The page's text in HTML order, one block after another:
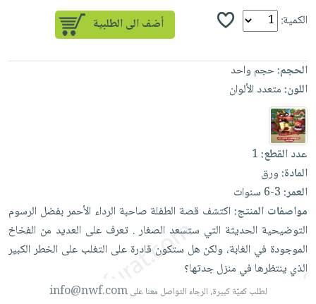
العناية
بالأسنان
والتغذية
أدوات
الأوعية
والتخزين
المطبخ
الأكثر
مبيعاً
للمدارس
اكسسوارات
كتب
اكسسوارات
منزلية
اكسسوارات
ملابس
مطرزات
حقائب
حلي
شحن
مجاني
بنود
مختارة
اشتراكات
كل
الاشتراكات
صندوق
القراءة
iKitab
بلا
حدود
بحث
متقدم
نيل
وفرات
عن
الشركة
سياسة
حسابك
لائحة
الأمنيات
الكمية:
الحجم:حجم واحد
اللون:متعدد الألوان
عدد القطع:1
المادة:ورق
العمر:3-6 سنوات
مواصفات المنتج: اكتشف قصة الطفلة صاحبة الرداء الأحمربفضل الرسوم
التوضيحية الحديثة التي ستسعد الصغار.تعرفعلى العديد من الفخاخ
الموجودة في الغابة، ولكن هل ستكون قادرةعلى التغلبعلى الخطرالكبير
الذي ينتظرها في منزلجدتها؟
لطلب كميّة كبيرة، الرجاء التواصل معنا علىinfo@nwf.com